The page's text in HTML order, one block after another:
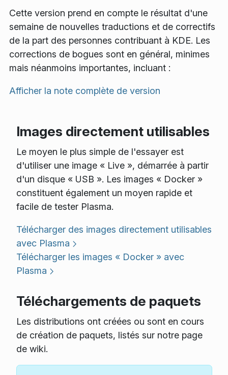
Cette version prend en compte le résultat d'une
semaine de nouvelles traductions et de correctifs
de la part des personnes contribuant à KDE. Les
corrections de bogues sont en général, minimes
mais néanmoins importantes, incluant :
Afficher la note complète de version
Images directement utilisables
Le moyen le plus simple de l'essayer est
d'utiliser une image « Live », démarrée à partir
d'un disque « USB ». Les images « Docker »
constituent également un moyen rapide et
facile de tester Plasma.
Télécharger des images directement utilisables
avec Plasma
Télécharger les images « Docker » avec
Plasma
Téléchargements de paquets
Les distributions ont créées ou sont en cours
de création de paquets, listés sur notre page
de wiki.